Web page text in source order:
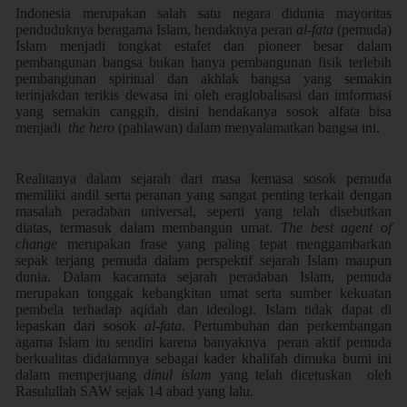
Indonesia merupakan salah satu negara didunia mayoritas
penduduknya beragama Islam, hendaknya peran al-fata (pemuda)
Islam menjadi tongkat estafet dan pioneer besar dalam
pembangunan bangsa bukan hanya pembangunan fisik terlebih
pembangunan spiritual dan akhlak bangsa yang semakin
terinjakdan terikis dewasa ini oleh eraglobalisasi dan imformasi
yang semakin canggih, disini hendakanya sosok alfata bisa
menjadi the hero (pahlawan) dalam menyalamatkan bangsa ini.
Realitanya dalam sejarah dari masa kemasa sosok pemuda
memiliki andil serta peranan yang sangat penting terkait dengan
masalah peradaban universal, seperti yang telah disebutkan
diatas, termasuk dalam membangun umat. The best agent of
change merupakan frase yang paling tepat menggambarkan
sepak terjang pemuda dalam perspektif sejarah Islam maupun
dunia. Dalam kacamata sejarah peradaban Islam, pemuda
merupakan tonggak kebangkitan umat serta sumber kekuatan
pembela terhadap aqidah dan ideologi. Islam tidak dapat di
lepaskan dari sosok al-fata. Pertumbuhan dan perkembangan
agama Islam itu sendiri karena banyaknya peran aktif pemuda
berkualitas didalamnya sebagai kader khalifah dimuka bumi ini
dalam memperjuang dinul islam yang telah dicetuskan oleh
Rasulullah SAW sejak 14 abad yang lalu.